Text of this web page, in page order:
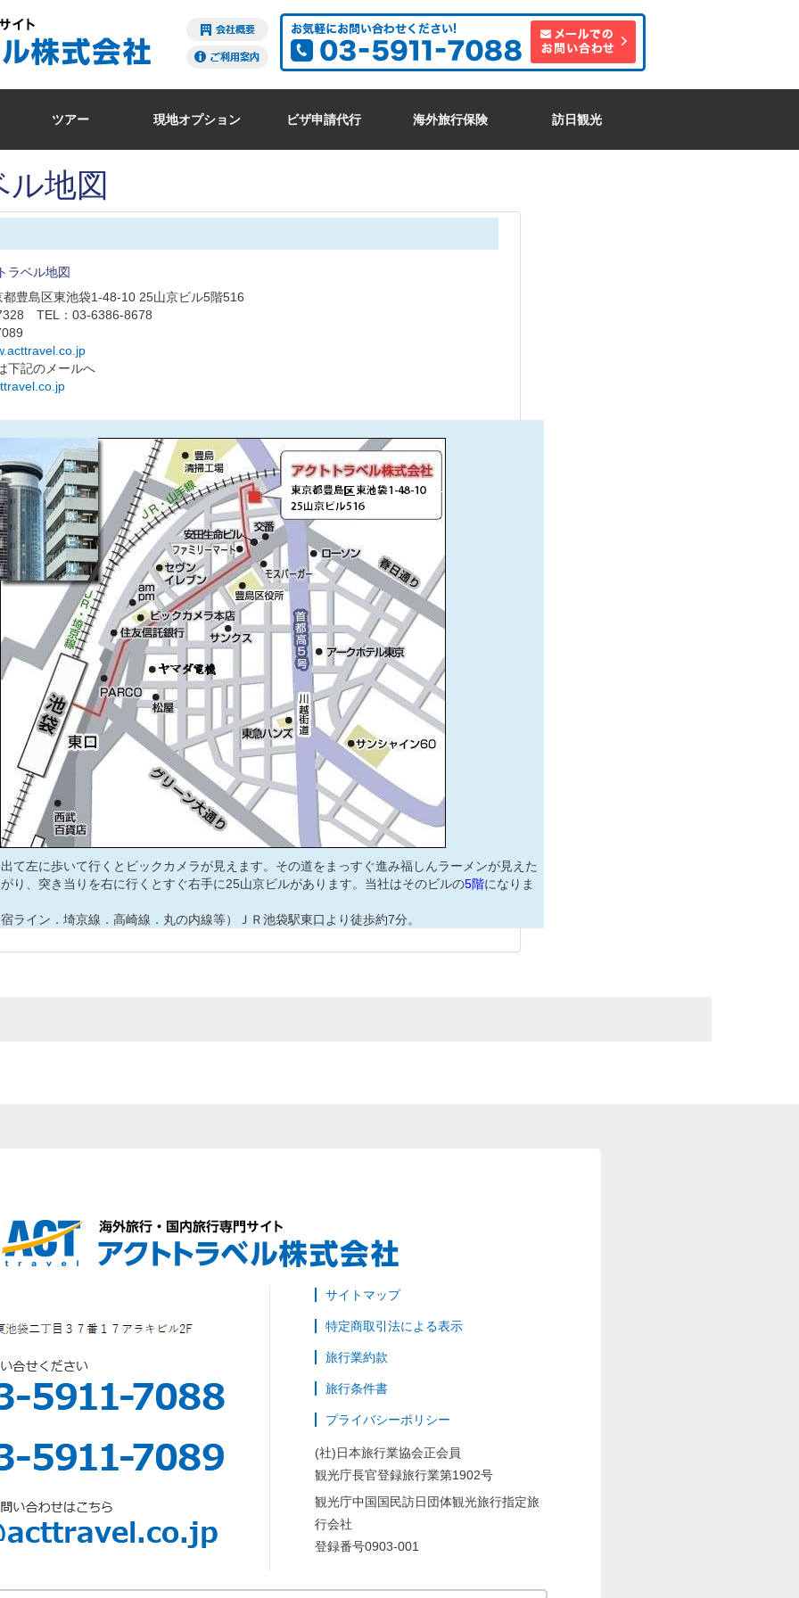
ツアー 現地オプション ビザ申請代行 海外旅行保険 訪日観光
地図
ラベル地図
豊島区東池袋1-48-10 25山京ビル5階516
TEL：03-6386-8678
下記のメールへ
て左に歩いて行くとビックカメラが見えます。その道をまっすぐ進み福しんラーメンが見えた
り、突き当りを右に行くとすぐ右手に25山京ビルがあります。当社はそのビルの5階になりま
ライン．埼京線．高崎線．丸の内線等）ＪＲ池袋駅東口より徒歩約7分。
サイトマップ
特定商取引法による表示
旅行業約款
旅行条件書
プライバシーポリシー
(社)日本旅行業協会正会員
観光庁長官登録旅行業第1902号
観光庁中国国民訪日団体観光旅行指定旅
行会社
登録番号0903-001